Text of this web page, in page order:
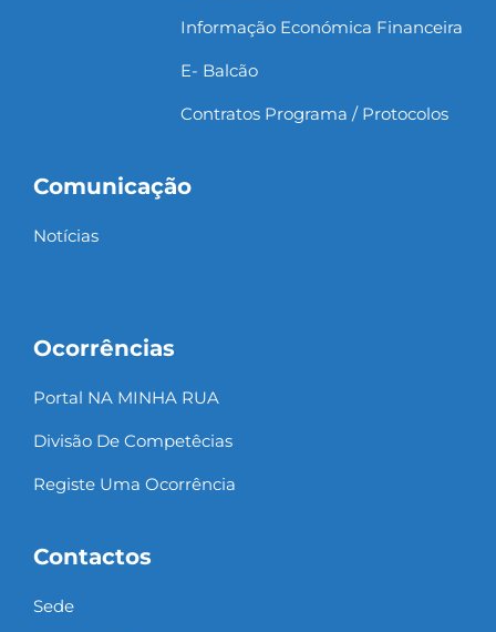
Informação Económica Financeira
E- Balcão
Contratos Programa / Protocolos
Comunicação
Notícias
Ocorrências
Portal NA MINHA RUA
Divisão De Competêcias
Registe Uma Ocorrência
Contactos
Sede